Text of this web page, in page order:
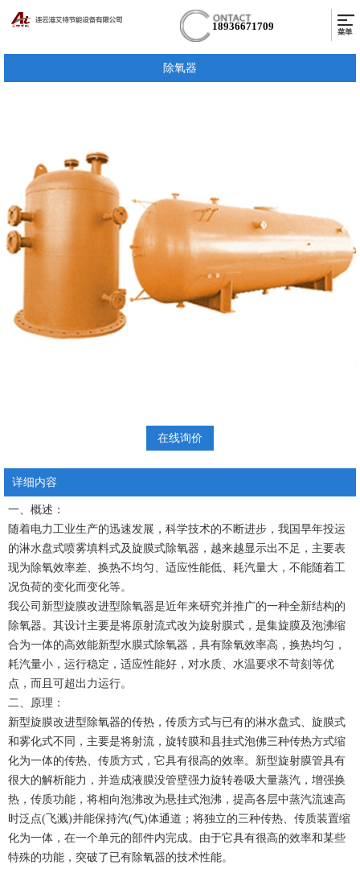
18936671709
除氧器
在线询价
详细内容
一、概述：
随着电力工业生产的迅速发展，科学技术的不断进步，我国早年投运
的淋水盘式喷雾填料式及旋膜式除氧器，越来越显示出不足，主要表
现为除氧效率差、换热不均匀、适应性能低、耗汽量大，不能随着工
况负荷的变化而变化等。
我公司新型旋膜改进型除氧器是近年来研究并推广的一种全新结构的
除氧器。其设计主要是将原射流式改为旋射膜式，是集旋膜及泡沸缩
合为一体的高效能新型水膜式除氧器，具有除氧效率高，换热均匀，
耗汽量小，运行稳定，适应性能好，对水质、水温要求不苛刻等优
点，而且可超出力运行。
二、原理：
新型旋膜改进型除氧器的传热，传质方式与已有的淋水盘式、旋膜式
和雾化式不同，主要是将射流，旋转膜和县挂式泡佛三种传热方式缩
化为一体的传热、传质方式，它具有很高的效率。新型旋射膜管具有
很大的解析能力，并造成液膜没管壁强力旋转卷吸大量蒸汽，增强换
热，传质功能，将相向泡沸改为悬挂式泡沸，提高各层中蒸汽流速高
时泛点(飞溅)并能保持汽(气)体通道；将独立的三种传热、传质装置缩
化为一体，在一个单元的部件内完成。由于它具有很高的效率和某些
特殊的功能，突破了已有除氧器的技术性能。